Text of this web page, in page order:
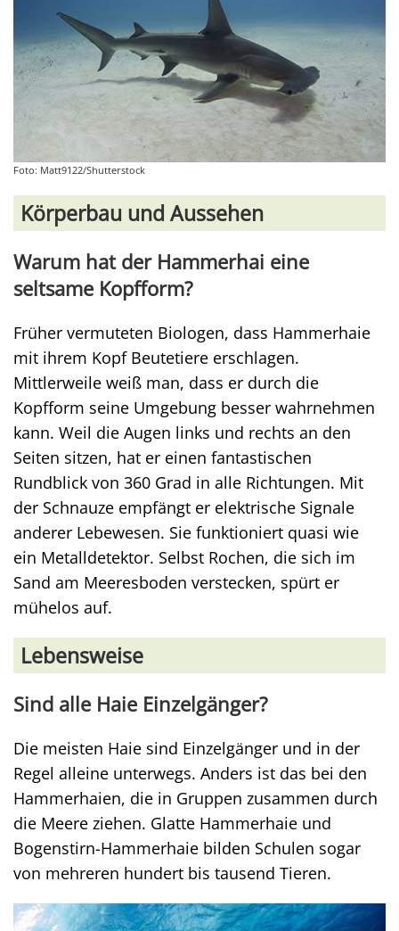
Foto: Matt9122/Shutterstock
Körperbau und Aussehen
Warum hat der Hammerhai eine
seltsame Kopfform?
Früher vermuteten Biologen, dass Hammerhaie
mit ihrem Kopf Beutetiere erschlagen.
Mittlerweile weiß man, dass er durch die
Kopfform seine Umgebung besser wahrnehmen
kann. Weil die Augen links und rechts an den
Seiten sitzen, hat er einen fantastischen
Rundblick von 360 Grad in alle Richtungen. Mit
der Schnauze empfängt er elektrische Signale
anderer Lebewesen. Sie funktioniert quasi wie
ein Metalldetektor. Selbst Rochen, die sich im
Sand am Meeresboden verstecken, spürt er
mühelos auf.
Lebensweise
Sind alle Haie Einzelgänger?
Die meisten Haie sind Einzelgänger und in der
Regel alleine unterwegs. Anders ist das bei den
Hammerhaien, die in Gruppen zusammen durch
die Meere ziehen. Glatte Hammerhaie und
Bogenstirn-Hammerhaie bilden Schulen sogar
von mehreren hundert bis tausend Tieren.